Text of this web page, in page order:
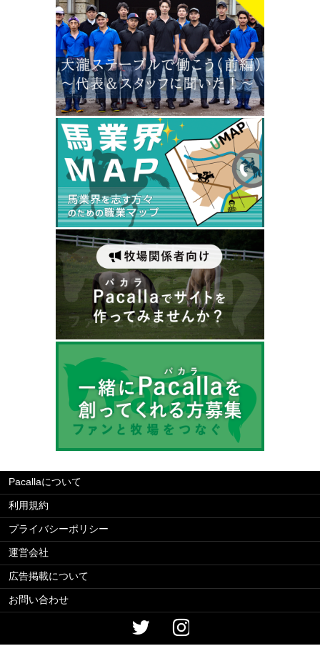
Pacallaについて
利用規約
プライバシーポリシー
運営会社
広告掲載について
お問い合わせ